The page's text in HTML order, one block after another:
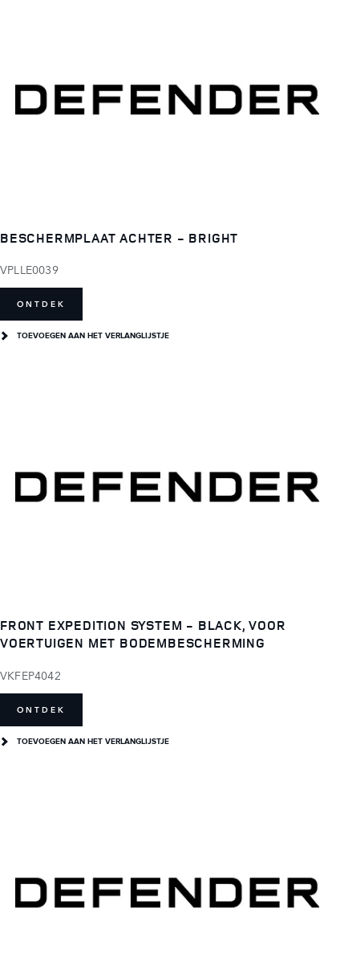
BESCHERMPLAAT ACHTER - BRIGHT
VPLLE0039
ONTDEK
TOEVOEGEN AAN HET VERLANGLIJSTJE
FRONT EXPEDITION SYSTEM - BLACK, VOOR
VOERTUIGEN MET BODEMBESCHERMING
VKFEP4042
ONTDEK
TOEVOEGEN AAN HET VERLANGLIJSTJE